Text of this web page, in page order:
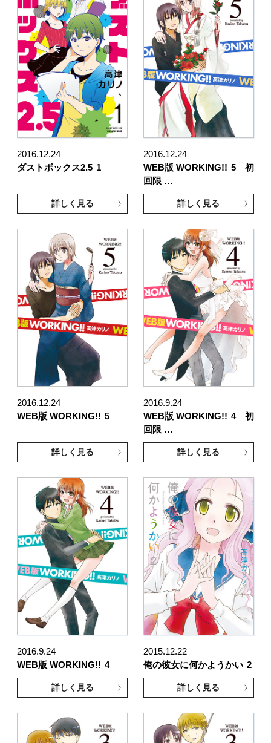
2016.12.24
ダストボックス2.5 1
詳しく見る
2016.12.24
WEB版 WORKING!! 5 初
回限 …
詳しく見る
2016.12.24
WEB版 WORKING!! 5
詳しく見る
2016.9.24
WEB版 WORKING!! 4 初
回限 …
詳しく見る
2016.9.24
WEB版 WORKING!! 4
詳しく見る
2015.12.22
俺の彼女に何かようかい 2
詳しく見る